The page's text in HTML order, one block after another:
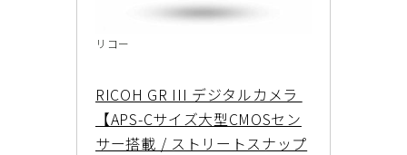
リコー
RICOH GR III デジタルカメラ
【APS-Cサイズ大型CMOSセン
サー搭載 / ストリートスナップ